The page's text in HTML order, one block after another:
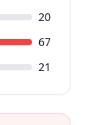
20
67
21